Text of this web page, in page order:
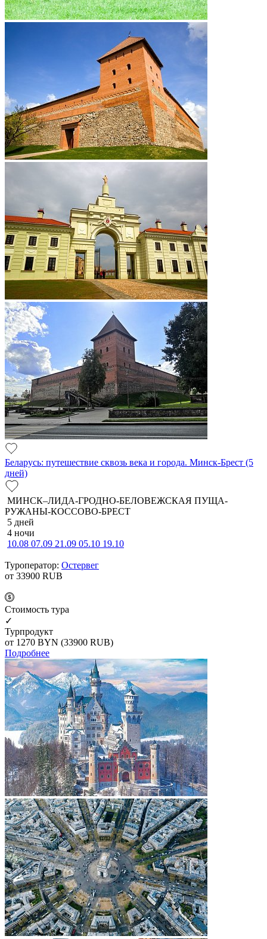
Беларусь: путешествие сквозь века и города. Минск-Брест (5
дней)
МИНСК–ЛИДА-ГРОДНО-БЕЛОВЕЖСКАЯ ПУЩА-
РУЖАНЫ-КОССОВО-БРЕСТ
5 дней
4 ночи
10.08 07.09 21.09 05.10 19.10
Туроператор: Остервег
от 33900 RUB
Cтоимость тура
✓
Турпродукт
от 1270 BYN (33900 RUB)
Подробнее